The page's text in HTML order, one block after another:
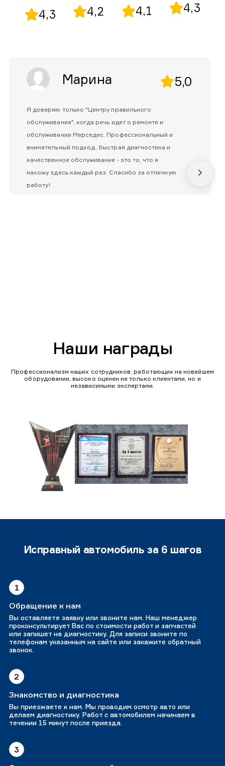
4,3 4,2 4,1 4,3
Марина 5,0
Я доверяю только "Центру правильного
обслуживания", когда речь идет о ремонте и
обслуживании Мерседес. Профессиональный и
внимательный подход, быстрая диагностика и
качественное обслуживание - это то, что я
нахожу здесь каждый раз. Спасибо за отличную
работу!
Наши награды
Профессионализм наших сотрудников, работающих на новейшем
оборудовании, высоко оценен не только клиентами, но и
независимыми экспертами.
Исправный автомобиль за 6 шагов
1
Обращение к нам
Вы оставляете заявку или звоните нам. Наш менеджер
проконсультирует Вас по стоимости работ и запчастей
или запишет на диагностику. Для записи звоните по
телефонам указанным на сайте или закажите обратный
звонок.
2
Знакомство и диагностика
Вы приезжаете к нам. Мы проводим осмотр авто или
делаем диагностику. Работ с автомобилем начинаем в
течении 15 минут после приезда.
3